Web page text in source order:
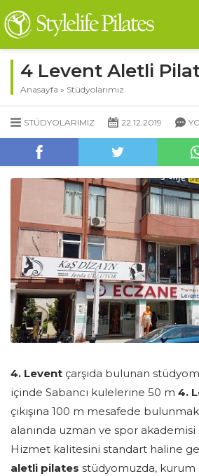
4 Levent Aletli
Anasayfa » Stüdyolarımız
STÜDYOLARIMIZ 22.12.2019
4. Levent çarşıda bulunan
içinde Sabancı kulelerine 50 m 4.
çıkışına 100 m mesafede
alanında uzman ve spor
Hizmet kalitesini standart haline
aletli pilates stüdyomuzda, kurum